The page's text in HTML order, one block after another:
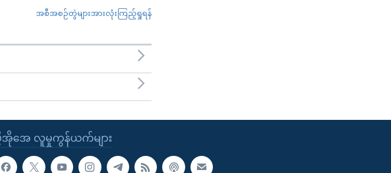
အစီအစဉ်တွဲများအားလုံးကြည့်ရှုရန်
အိုအေ လူမှုကွန်ယက်များ